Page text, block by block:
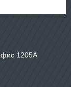
1205А